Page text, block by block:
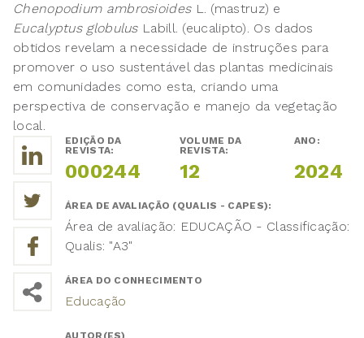
Chenopodium ambrosioides L. (mastruz) e
Eucalyptus globulus Labill. (eucalipto). Os dados
obtidos revelam a necessidade de instruções para
promover o uso sustentável das plantas medicinais
em comunidades como esta, criando uma
perspectiva de conservação e manejo da vegetação
local.
EDIÇÃO DA
REVISTA:
000244
VOLUME DA
REVISTA:
12
ANO:
2024
ÁREA DE AVALIAÇÃO (QUALIS - CAPES):
Área de avaliação: EDUCAÇÃO - Classificação:
Qualis: "A3"
ÁREA DO CONHECIMENTO
Educação
AUTOR(ES)